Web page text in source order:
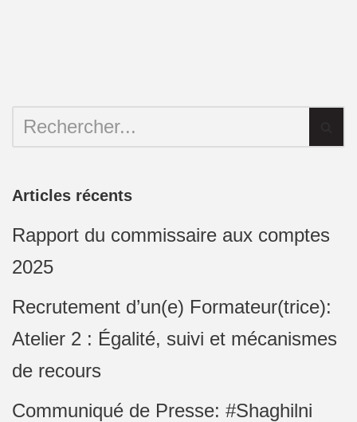
Articles récents
Rapport du commissaire aux comptes
2025
Recrutement d’un(e) Formateur(trice):
Atelier 2 : Égalité, suivi et mécanismes
de recours
Communiqué de Presse: #Shaghilni